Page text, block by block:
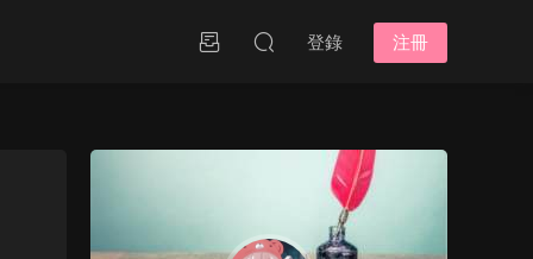
登錄 注冊